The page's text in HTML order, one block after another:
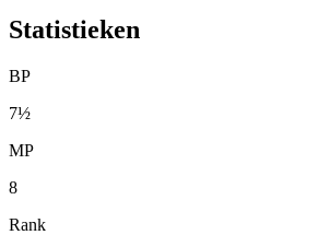
Statistieken
BP
7½
MP
8
Rank